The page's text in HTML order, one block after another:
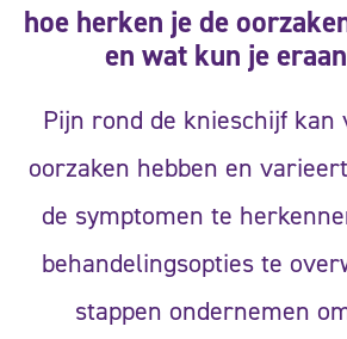
hoe herken je de
en wat kun je
Pijn rond de knieschijf kan
oorzaken hebben en
de symptomen te
behandelingsopties te
stappen ondernemen